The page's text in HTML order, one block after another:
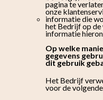
pagina te
onze
informatie die
het Bedrijf op
informatie
Op welke
gegevens
dit gebruik
Het Bedrijf
voor de